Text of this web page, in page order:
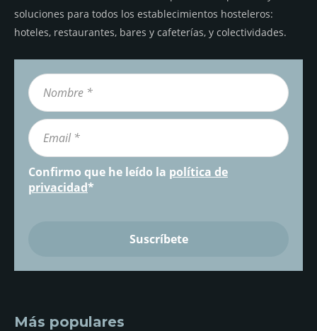
soluciones para todos los establecimientos hosteleros:
hoteles, restaurantes, bares y cafeterías, y colectividades.
Confirmo que he leído la política de
privacidad*
Más populares